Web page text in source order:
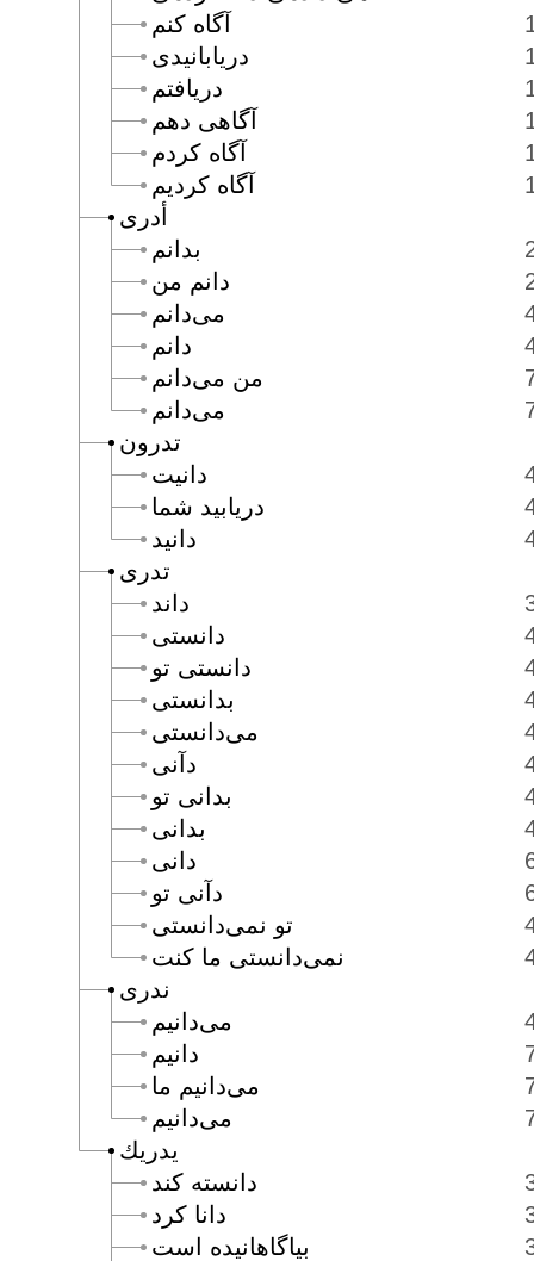
أدرى
تدرون
تدرى
ندرى
يدريك
آگاه كنم
دريابانيدى
دريافتم
آگاهى دهم
آگاه كردم
آگاه كرديم
بدانم
دانم من
مى‌دانم
دانم
من مى‌دانم
مى‌دانم
دانيت
دريابيد شما
دانيد
داند
دانستى
دانستى تو
بدانستى
مى‌دانستى
دآنى
بدانى تو
بدانى
دانى
دآنى تو
تو نمى‌دانستى
نمى‌دانستى ما كنت
مى‌دانيم
دانيم
مى‌دانيم ما
مى‌دانيم
دانسته كند
دانا كرد
بياگاهانيده است